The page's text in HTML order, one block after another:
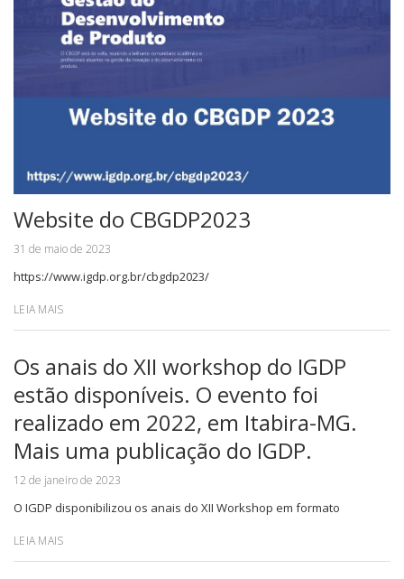
Website do CBGDP2023
31 de maio de 2023
https://www.igdp.org.br/cbgdp2023/
LEIA MAIS
Os anais do XII workshop do IGDP
estão disponíveis. O evento foi
realizado em 2022, em Itabira-MG.
Mais uma publicação do IGDP.
12 de janeiro de 2023
O IGDP disponibilizou os anais do XII Workshop em formato
LEIA MAIS